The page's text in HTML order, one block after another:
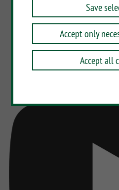
Save
Accept only
Accept all